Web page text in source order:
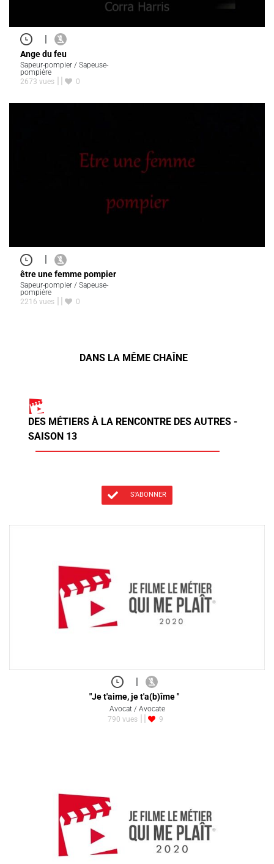
|
Ange du feu
Sapeur-pompier / Sapeuse-
pompière
2673 vues
0
|
être une femme pompier
Sapeur-pompier / Sapeuse-
pompière
2216 vues
0
DANS LA MÊME CHAÎNE
DES MÉTIERS À LA RENCONTRE DES AUTRES -
SAISON 13
S'ABONNER
|
"Je t'aime, je t'a(b)îme "
Avocat / Avocate
790 vues
9